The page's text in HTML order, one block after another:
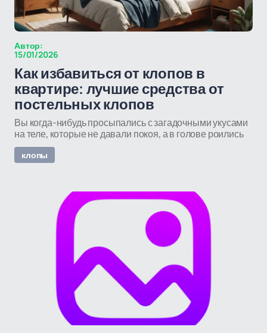
Автор:
15/01/2026
Как избавиться от клопов в
квартире: лучшие средства от
постельных клопов
Вы когда-нибудь просыпались с загадочными укусами
на теле, которые не давали покоя, а в голове роились
клопы